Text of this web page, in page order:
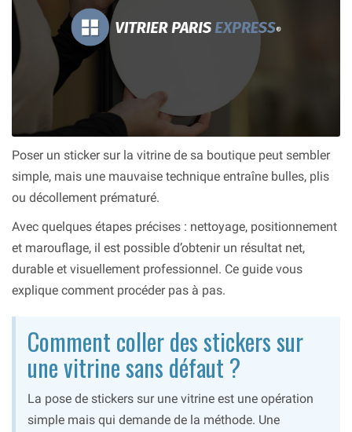
Poser un sticker sur la vitrine de sa boutique peut sembler
simple, mais une mauvaise technique entraîne bulles, plis
ou décollement prématuré.
Avec quelques étapes précises : nettoyage, positionnement
et marouflage, il est possible d’obtenir un résultat net,
durable et visuellement professionnel. Ce guide vous
explique comment procéder pas à pas.
Comment coller des stickers sur
une vitrine sans défaut ?
La pose de stickers sur une vitrine est une opération
simple mais qui demande de la méthode. Une